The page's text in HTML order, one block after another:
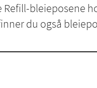
bleieposene
du også